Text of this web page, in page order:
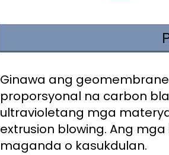
Ginawa ang
proporsyonal na carbon
ultravioletang mga
extrusion blowing. Ang
maganda o kasukdulan.